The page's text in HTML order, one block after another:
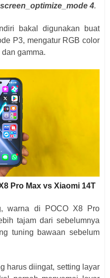
4.
bakal digunakan buat
P3, mengatur RGB color
gamma.
Pro Max vs Xiaomi 14T
warna di POCO X8 Pro
tajam dari sebelumnya
tuning bawaan sebelum
harus diingat, setting layar